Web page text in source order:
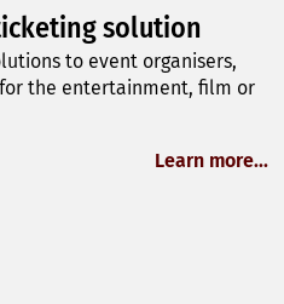
solution
to event organisers,
the entertainment, film or
Learn more...